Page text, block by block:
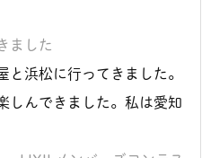
ました
と浜松に行ってきました。
しんできました。私は愛知